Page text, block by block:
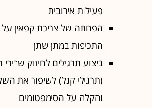
פעילות אירובית
הפחתה של צריכת קפאין
התכיפות במתן שתן
ביצוע תרגילים לחיזוק
(תרגילי קגל) לשיפור את
והקלה על הסימפטומים